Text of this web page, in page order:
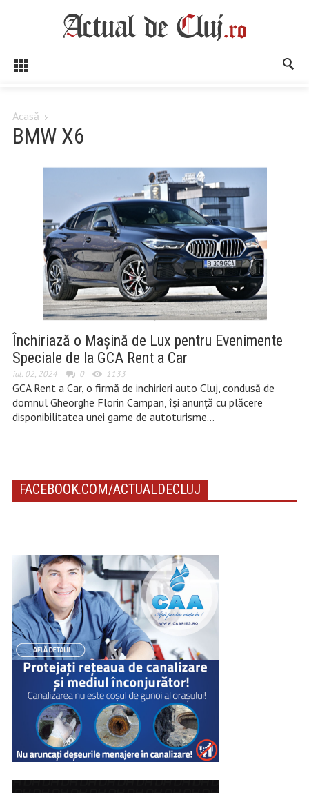
Acasă
BMW X6
Închiriază o Mașină de Lux pentru Evenimente
Speciale de la GCA Rent a Car
iul. 02, 2024 0 1133
GCA Rent a Car, o firmă de inchirieri auto Cluj, condusă de
domnul Gheorghe Florin Campan, își anunță cu plăcere
disponibilitatea unei game de autoturisme…
FACEBOOK.COM/ACTUALDECLUJ